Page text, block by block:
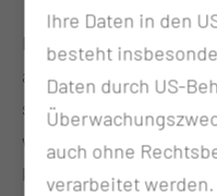
Das Bewegungs- und
ambulanten
sich an Menschen mit
während oder nach
kostenfrei.
Ihre Daten in den
besteht
Daten durch US-
auch ohne
verarbeitet